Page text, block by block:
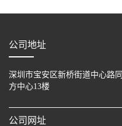
公司地址
深圳市宝安区新桥街道中心路同
方中心13楼
公司网址